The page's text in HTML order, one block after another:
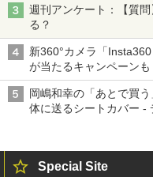
週刊アンケート：【質
る？
新360°カメラ「
が当たるキャンペーンも
岡嶋和幸の「あとで買
体に送るシートカバー -
Special Site